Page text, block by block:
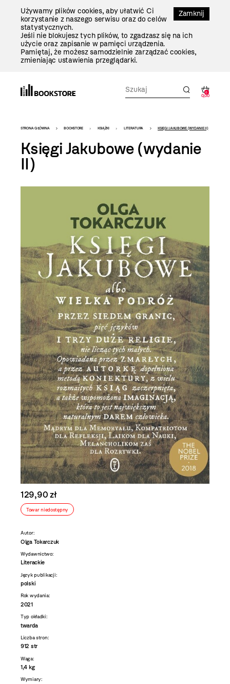
Zamknij
Używamy plików cookies, aby ułatwić Ci
korzystanie z naszego serwisu oraz do celów
statystycznych.
Jeśli nie blokujesz tych plików, to zgadzasz się na ich
użycie oraz zapisanie w pamięci urządzenia.
Pamiętaj, że możesz samodzielnie zarządzać cookies,
zmieniając ustawienia przeglądarki.
0
0,00
Bookstore
-
szablon
szczegóły
STRONA GŁÓWNA BOOKSTORE KSIĄŻKI LITERATURA KSIĘGI JAKUBOWE (WYDANIE II)
Księgi Jakubowe (wydanie
II)
129,90 zł
Towar niedostępny
Autor:
Olga Tokarczuk
Wydawnictwo:
Literackie
Język publikacji:
polski
Rok wydania:
2021
Typ okładki:
twarda
Liczba stron:
912 str
Waga:
1,4 kg
Wymiary: